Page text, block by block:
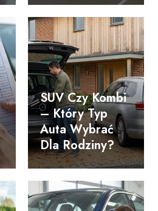
SUV Czy Kombi
– Który Typ
Auta Wybrać
Dla Rodziny?